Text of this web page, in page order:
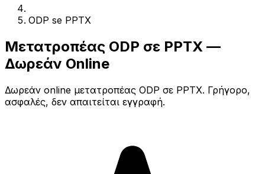
ODP se PPTX
Μετατροπέας ODP σε PPTX —
Δωρεάν Online
Δωρεάν online μετατροπέας ODP σε PPTX. Γρήγορο,
ασφαλές, δεν απαιτείται εγγραφή.